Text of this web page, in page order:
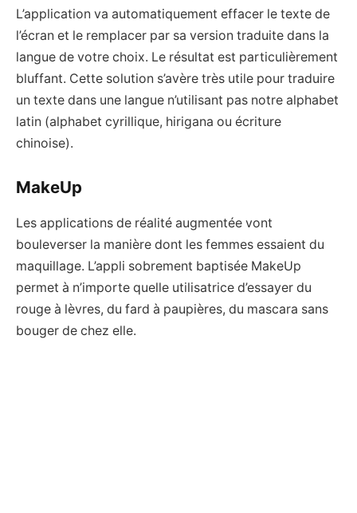
L’application va automatiquement effacer le texte de
l’écran et le remplacer par sa version traduite dans la
langue de votre choix. Le résultat est particulièrement
bluffant. Cette solution s’avère très utile pour traduire
un texte dans une langue n’utilisant pas notre alphabet
latin (alphabet cyrillique, hirigana ou écriture
chinoise).
MakeUp
Les applications de réalité augmentée vont
bouleverser la manière dont les femmes essaient du
maquillage. L’appli sobrement baptisée MakeUp
permet à n’importe quelle utilisatrice d’essayer du
rouge à lèvres, du fard à paupières, du mascara sans
bouger de chez elle.